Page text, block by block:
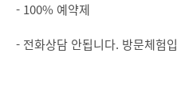
- 100% 예약제
- 전화상담 안됩니다. 방문체험